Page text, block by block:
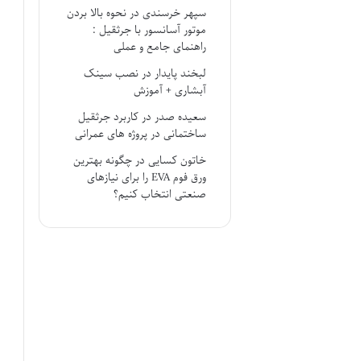
سپهر خرسندی درنحوه بالا بردن
موتور آسانسور با جرثقیل :
راهنمای جامع و عملی
لبخند پایدار درنصب سینک
آبشاری + آموزش
سعیده صدر درکاربرد جرثقیل
ساختمانی در پروژه های عمرانی
خاتون کسایی درچگونه بهترین
ورق فوم EVA را برای نیازهای
صنعتی انتخاب کنیم؟